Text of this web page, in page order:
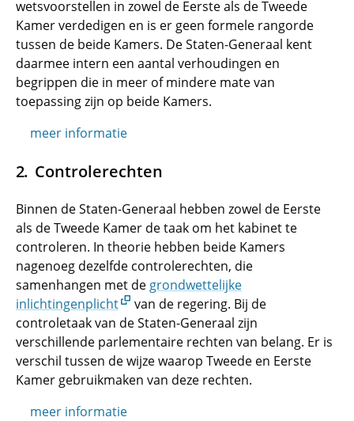
wetsvoorstellen in zowel de Eerste als de Tweede
Kamer verdedigen en is er geen formele rangorde
tussen de beide Kamers. De Staten-Generaal kent
daarmee intern een aantal verhoudingen en
begrippen die in meer of mindere mate van
toepassing zijn op beide Kamers.
meer informatie
Controlerechten
Binnen de Staten-Generaal hebben zowel de Eerste
als de Tweede Kamer de taak om het kabinet te
controleren. In theorie hebben beide Kamers
nagenoeg dezelfde controlerechten, die
samenhangen met de grondwettelijke
inlichtingenplicht
van de regering. Bij de
controletaak van de Staten-Generaal zijn
verschillende parlementaire rechten van belang. Er is
verschil tussen de wijze waarop Tweede en Eerste
Kamer gebruikmaken van deze rechten.
meer informatie